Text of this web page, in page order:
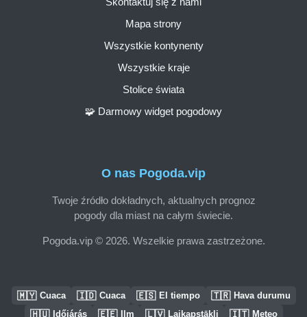
O nas Pogoda.vip
Twoje źródło dokładnych, aktualnych prognoz
pogody dla miast na całym świecie.
Pogoda.vip © 2026. Wszelkie prawa zastrzeżone.
Mapa strony
Wszystkie kontynenty
Wszystkie kraje
Stolice świata
🧩 Darmowy widget pogodowy
🇲🇾 Cuaca 🇮🇩 Cuaca 🇪🇸 El tiempo 🇹🇷 Hava durumu
🇭🇺 Időjárás 🇪🇪 Ilm 🇱🇻 Laikapstākļi 🇮🇹 Meteo